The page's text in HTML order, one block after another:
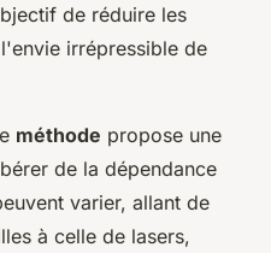
de réduire les
irrépressible de
méthode propose une
de la dépendance
varier, allant de
à celle de lasers,